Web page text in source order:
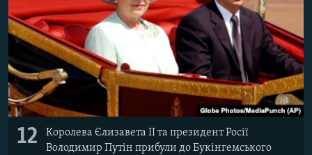
12
Королева Єлизавета II та президент Росії
Володимир Путін прибули до Букінгемського